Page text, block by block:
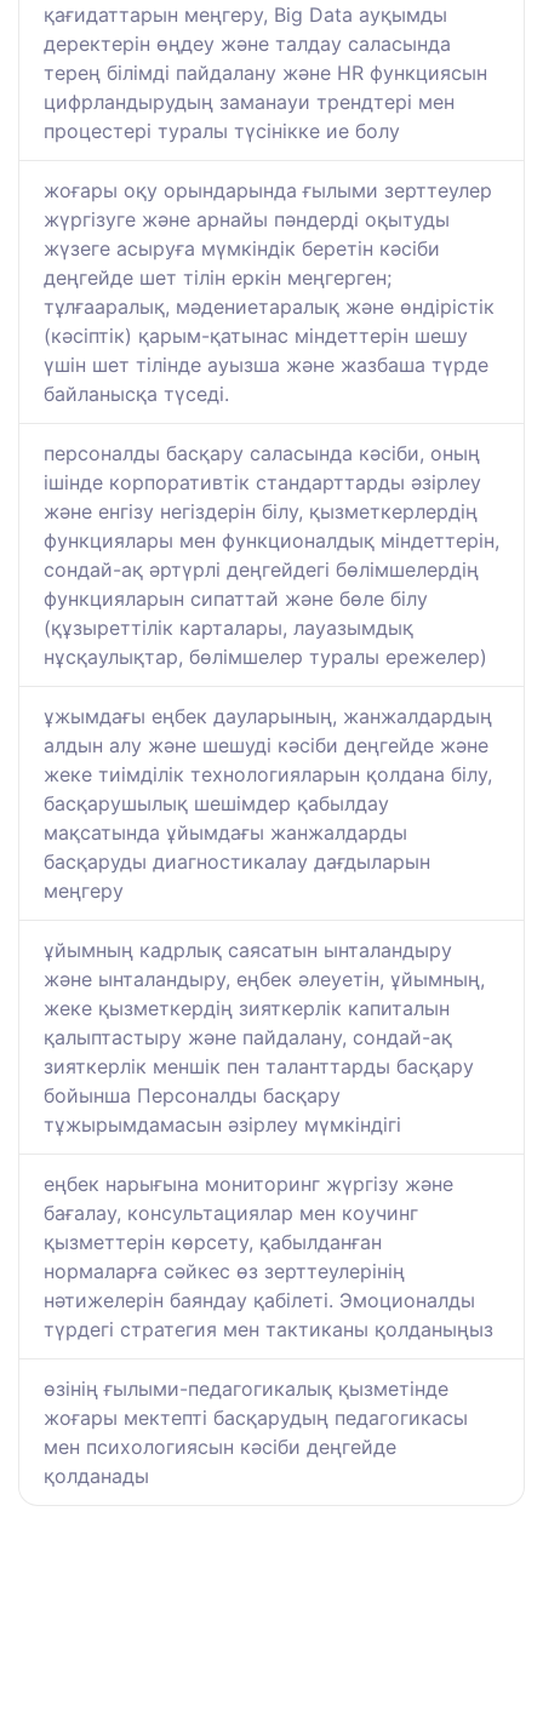
қағидаттарын меңгеру, Big Data ауқымды
деректерін өңдеу және талдау саласында
терең білімді пайдалану және HR функциясын
цифрландырудың заманауи трендтері мен
процестері туралы түсінікке ие болу
жоғары оқу орындарында ғылыми зерттеулер
жүргізуге және арнайы пәндерді оқытуды
жүзеге асыруға мүмкіндік беретін кәсіби
деңгейде шет тілін еркін меңгерген;
тұлғааралық, мәдениетаралық және өндірістік
(кәсіптік) қарым-қатынас міндеттерін шешу
үшін шет тілінде ауызша және жазбаша түрде
байланысқа түседі.
персоналды басқару саласында кәсіби, оның
ішінде корпоративтік стандарттарды әзірлеу
және енгізу негіздерін білу, қызметкерлердің
функциялары мен функционалдық міндеттерін,
сондай-ақ әртүрлі деңгейдегі бөлімшелердің
функцияларын сипаттай және бөле білу
(құзыреттілік карталары, лауазымдық
нұсқаулықтар, бөлімшелер туралы ережелер)
ұжымдағы еңбек дауларының, жанжалдардың
алдын алу және шешуді кәсіби деңгейде және
жеке тиімділік технологияларын қолдана білу,
басқарушылық шешімдер қабылдау
мақсатында ұйымдағы жанжалдарды
басқаруды диагностикалау дағдыларын
меңгеру
ұйымның кадрлық саясатын ынталандыру
және ынталандыру, еңбек әлеуетін, ұйымның,
жеке қызметкердің зияткерлік капиталын
қалыптастыру және пайдалану, сондай-ақ
зияткерлік меншік пен таланттарды басқару
бойынша Персоналды басқару
тұжырымдамасын әзірлеу мүмкіндігі
еңбек нарығына мониторинг жүргізу және
бағалау, консультациялар мен коучинг
қызметтерін көрсету, қабылданған
нормаларға сәйкес өз зерттеулерінің
нәтижелерін баяндау қабілеті. Эмоционалды
түрдегі стратегия мен тактиканы қолданыңыз
өзінің ғылыми-педагогикалық қызметінде
жоғары мектепті басқарудың педагогикасы
мен психологиясын кәсіби деңгейде
қолданады